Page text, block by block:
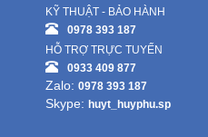
KỸ THUẬT - BẢO HÀNH
0978 393 187
HỖ TRỢ TRỰC TUYẾN
0933 409 877
Zalo: 0978 393 187
Skype: huyt_huyphu.sp